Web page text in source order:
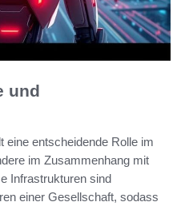
und
eine entscheidende Rolle im
im Zusammenhang mit
Infrastrukturen sind
einer Gesellschaft, sodass